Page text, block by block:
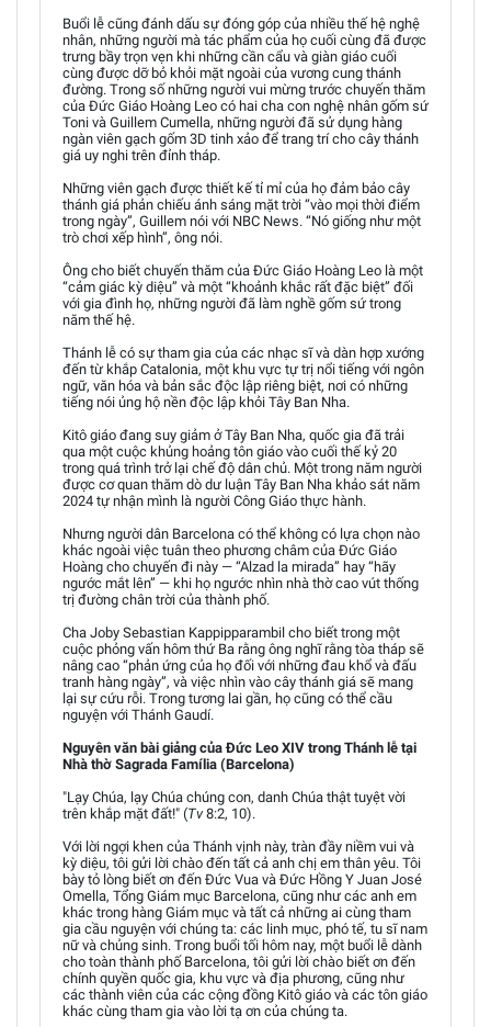
Buổi lễ cũng đánh dấu sự đóng góp của nhiều thế hệ nghệ
nhân, những người mà tác phẩm của họ cuối cùng đã được
trưng bầy trọn vẹn khi những cần cẩu và giàn giáo cuối
cùng được dỡ bỏ khỏi mặt ngoài của vương cung thánh
đường. Trong số những người vui mừng trước chuyến thăm
của Đức Giáo Hoàng Leo có hai cha con nghệ nhân gốm sứ
Toni và Guillem Cumella, những người đã sử dụng hàng
ngàn viên gạch gốm 3D tinh xảo để trang trí cho cây thánh
giá uy nghi trên đỉnh tháp.
Những viên gạch được thiết kế tỉ mỉ của họ đảm bảo cây
thánh giá phản chiếu ánh sáng mặt trời “vào mọi thời điểm
trong ngày”, Guillem nói với NBC News. “Nó giống như một
trò chơi xếp hình”, ông nói.
Ông cho biết chuyến thăm của Đức Giáo Hoàng Leo là một
“cảm giác kỳ diệu” và một “khoảnh khắc rất đặc biệt” đối
với gia đình họ, những người đã làm nghề gốm sứ trong
năm thế hệ.
Thánh lễ có sự tham gia của các nhạc sĩ và dàn hợp xướng
đến từ khắp Catalonia, một khu vực tự trị nổi tiếng với ngôn
ngữ, văn hóa và bản sắc độc lập riêng biệt, nơi có những
tiếng nói ủng hộ nền độc lập khỏi Tây Ban Nha.
Kitô giáo đang suy giảm ở Tây Ban Nha, quốc gia đã trải
qua một cuộc khủng hoảng tôn giáo vào cuối thế kỷ 20
trong quá trình trở lại chế độ dân chủ. Một trong năm người
được cơ quan thăm dò dư luận Tây Ban Nha khảo sát năm
2024 tự nhận mình là người Công Giáo thực hành.
Nhưng người dân Barcelona có thể không có lựa chọn nào
khác ngoài việc tuân theo phương châm của Đức Giáo
Hoàng cho chuyến đi này — “Alzad la mirada” hay “hãy
ngước mắt lên” — khi họ ngước nhìn nhà thờ cao vút thống
trị đường chân trời của thành phố.
Cha Joby Sebastian Kappipparambil cho biết trong một
cuộc phỏng vấn hôm thứ Ba rằng ông nghĩ rằng tòa tháp sẽ
nâng cao “phản ứng của họ đối với những đau khổ và đấu
tranh hàng ngày”, và việc nhìn vào cây thánh giá sẽ mang
lại sự cứu rỗi. Trong tương lai gần, họ cũng có thể cầu
nguyện với Thánh Gaudí.
Nguyên văn bài giảng của Đức Leo XIV trong Thánh lễ tại
Nhà thờ Sagrada Família (Barcelona)
"Lạy Chúa, lạy Chúa chúng con, danh Chúa thật tuyệt vời
trên khắp mặt đất!" (Tv8:2, 10).
Với lời ngợi khen của Thánh vịnh này, tràn đầy niềm vui và
kỳ diệu, tôi gửi lời chào đến tất cả anh chị em thân yêu. Tôi
bày tỏ lòng biết ơn đến Đức Vua và Đức Hồng Y Juan José
Omella, Tổng Giám mục Barcelona, cũng như các anh em
khác trong hàng Giám mục và tất cả những ai cùng tham
gia cầu nguyện với chúng ta: các linh mục, phó tế, tu sĩ nam
nữ và chủng sinh. Trong buổi tối hôm nay, một buổi lễ dành
cho toàn thành phố Barcelona, tôi gửi lời chào biết ơn đến
chính quyền quốc gia, khu vực và địa phương, cũng như
các thành viên của các cộng đồng Kitô giáo và các tôn giáo
khác cùng tham gia vào lời tạ ơn của chúng ta.